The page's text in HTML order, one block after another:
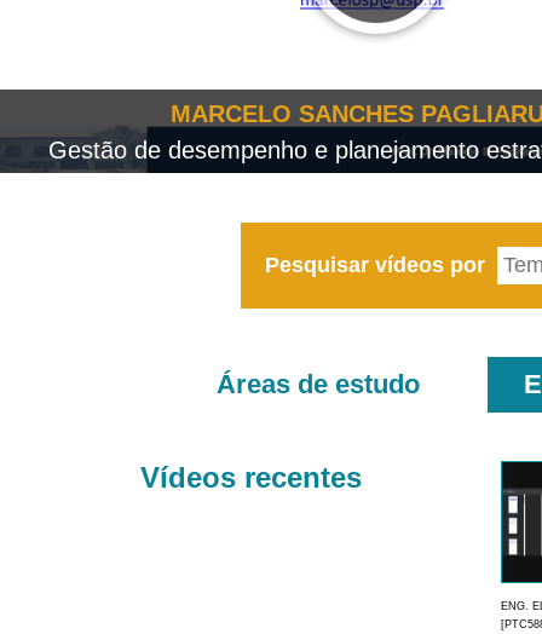
MARCELO SANCHES
Gestão de desempenho e planejamento
Pesquisar vídeos por
Áreas de estudo
Vídeos recentes
ENG.